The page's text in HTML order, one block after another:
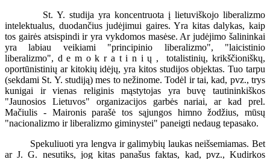
St. Y. studija yra koncentruota į lietuviškojo liberalizmo
intelektualus, duodančius judėjimui gaires. Yra kitas dalykas, kaip
tos gairės atsispindi ir yra vykdomos masėse. Ar judėjimo šalininkai
yra labiau veikiami "principinio liberalizmo", "laicistinio
liberalizmo", d e m o k r a t i n i ų , totalistinių, krikščioniškų,
oportūnistinių ar kitokių idėjų, yra kitos studijos objektas. Tuo tarpu
(sekdami St. Y. studiją) mes to nežinome. Todėl ir tai, kad, pvz., trys
kunigai ir vienas religinis mąstytojas yra buvę tautininkiškos
"Jaunosios Lietuvos" organizacijos garbės nariai, ar kad prel.
Mačiulis - Maironis parašė tos sąjungos himno žodžius, mūsų
"nacionalizmo ir liberalizmo giminystei" paneigti nedaug tepasako.
Spekuliuoti yra lengva ir galimybių laukas neišsemiamas. Bet
ar J. G. nesutiks, jog kitas panašus faktas, kad, pvz., Kudirkos